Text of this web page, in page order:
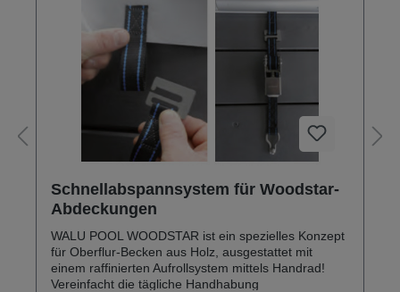
Schnellabspannsystem für Woodstar-
Abdeckungen
WALU POOL WOODSTAR ist ein spezielles Konzept
für Oberflur-Becken aus Holz, ausgestattet mit
einem raffinierten Aufrollsystem mittels Handrad!
Vereinfacht die tägliche Handhabung